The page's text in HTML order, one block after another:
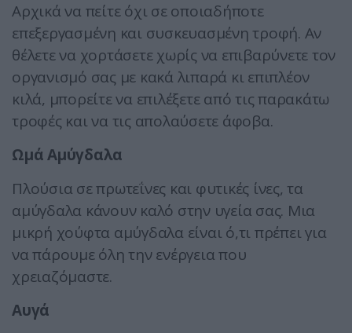
Αρχικά να πείτε όχι σε οποιαδήποτε
επεξεργασμένη και συσκευασμένη τροφή. Αν
θέλετε να χορτάσετε χωρίς να επιβαρύνετε τον
οργανισμό σας με κακά λιπαρά κι επιπλέον
κιλά, μπορείτε να επιλέξετε από τις παρακάτω
τροφές και να τις απολαύσετε άφοβα.
Ωμά Αμύγδαλα
Πλούσια σε πρωτεΐνες και φυτικές ίνες, τα
αμύγδαλα κάνουν καλό στην υγεία σας. Μια
μικρή χούφτα αμύγδαλα είναι ό,τι πρέπει για
να πάρουμε όλη την ενέργεια που
χρειαζόμαστε.
Αυγά